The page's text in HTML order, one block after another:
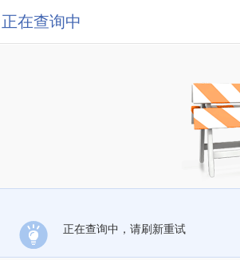
正在查询中
正在查询中，请刷新重试